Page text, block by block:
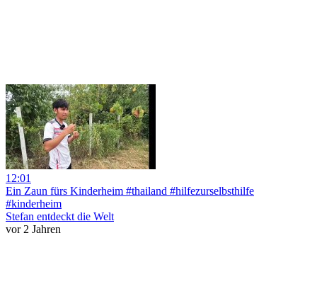
12:01
Ein Zaun fürs Kinderheim #thailand #hilfezurselbsthilfe
#kinderheim
Stefan entdeckt die Welt
vor 2 Jahren